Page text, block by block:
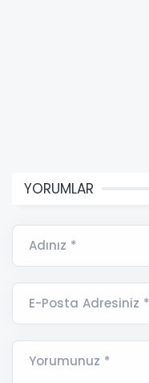
YORUMLAR
Adınız *
E-Posta Adresiniz *
Yorumunuz *